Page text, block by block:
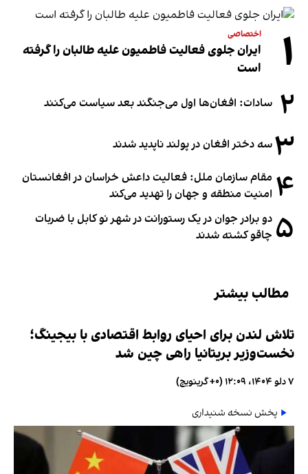
۱ اختصاصی
ایران جلوی فعالیت فاطمیون علیه طالبان را گرفته
است
۲ سادات: افغان‌ها اول می‌جنگند بعد سیاست می‌کنند
۳سه دختر افغان در پولند ناپدید شدند
۴ مقام سازمان ملل: فعالیت داعش خراسان در افغانستان
امنیت منطقه و جهان را تهدید می‌کند
۵ دو برادر جوان در یک رستورانت در شهر نو کابل با ضربات
چاقو کشته شدند
مطالب بیشتر
تلاش لندن برای احیای روابط اقتصادی با بیجینگ؛
نخست‌وزیر بریتانیا راهی چین شد
۷ دلو ۱۴۰۴، ۱۲:۰۹ (‎+۰ گرینویچ)
پخش نسخه شنیداری